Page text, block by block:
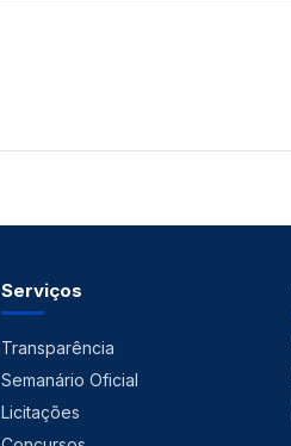
Serviços
Transparência
Semanário Oficial
Licitações